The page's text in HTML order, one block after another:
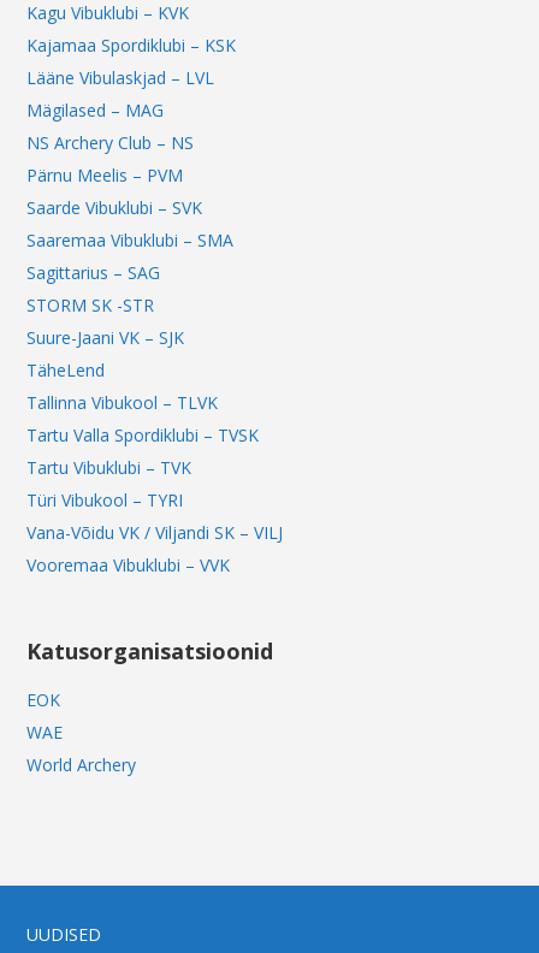
Kagu Vibuklubi – KVK
Kajamaa Spordiklubi – KSK
Lääne Vibulaskjad – LVL
Mägilased – MAG
NS Archery Club – NS
Pärnu Meelis – PVM
Saarde Vibuklubi – SVK
Saaremaa Vibuklubi – SMA
Sagittarius – SAG
STORM SK -STR
Suure-Jaani VK – SJK
TäheLend
Tallinna Vibukool – TLVK
Tartu Valla Spordiklubi – TVSK
Tartu Vibuklubi – TVK
Türi Vibukool – TYRI
Vana-Võidu VK / Viljandi SK – VILJ
Vooremaa Vibuklubi – VVK
Katusorganisatsioonid
EOK
WAE
World Archery
UUDISED